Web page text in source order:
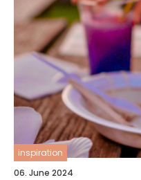
inspiration
06. June 2024